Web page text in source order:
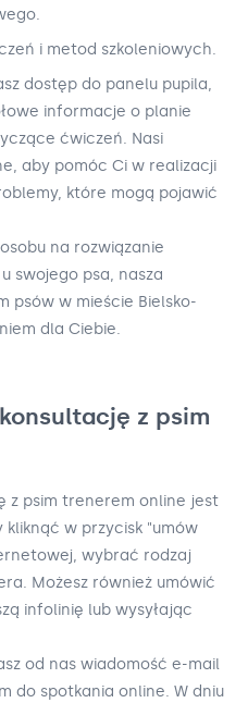
i metod szkoleniowych.
dostęp do panelu pupila,
informacje o planie
ćwiczeń. Nasi
aby pomóc Ci w realizacji
które mogą pojawić
na rozwiązanie
swojego psa, nasza
psów w mieście Bielsko-
dla Ciebie.
z psim
z psim trenerem online jest
w przycisk "umów
wybrać rodzaj
Możesz również umówić
infolinię lub wysyłając
od nas wiadomość e-mail
do spotkania online. W dniu